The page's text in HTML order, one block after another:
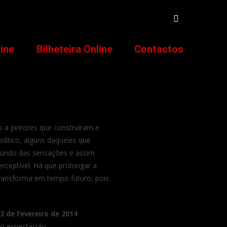
Bilheteira Online Contactos
a pintores que construíram e
alguns daqueles que
das sensações e assim
Há que prolongar a
em tempo futuro, pois
de Fevereiro de 2014